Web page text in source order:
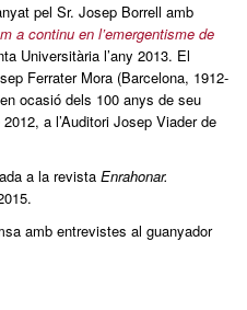
pel Sr. Josep Borrell amb
a continu en l’emergentisme de
Universitària l’any 2013. El
Ferrater Mora (Barcelona, 1912-
ocasió dels 100 anys de seu
a l’Auditori Josep Viader de
a la revista Enrahonar.
amb entrevistes al guanyador